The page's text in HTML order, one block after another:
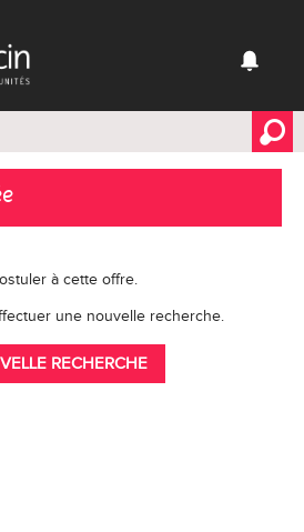
à cette offre.
une nouvelle recherche.
RECHERCHE